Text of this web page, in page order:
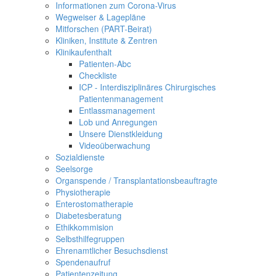
Informationen zum Corona-Virus
Wegweiser & Lagepläne
Mitforschen (PART-Beirat)
Kliniken, Institute & Zentren
Klinikaufenthalt
Patienten-Abc
Checkliste
ICP - Interdisziplinäres Chirurgisches
Patientenmanagement
Entlassmanagement
Lob und Anregungen
Unsere Dienstkleidung
Videoüberwachung
Sozialdienste
Seelsorge
Organspende / Transplantationsbeauftragte
Physiotherapie
Enterostomatherapie
Diabetesberatung
Ethikkommision
Selbsthilfegruppen
Ehrenamtlicher Besuchsdienst
Spendenaufruf
Patientenzeitung